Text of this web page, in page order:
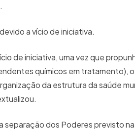
a vício de iniciativa.
de iniciativa, uma vez que
químicos em tratamento),
da estrutura da saúde
separação dos Poderes previsto